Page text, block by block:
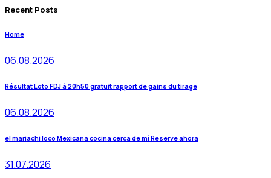
Recent Posts
Home
06.08.2026
Résultat Loto FDJ à 20h50 gratuit rapport de gains du tirage
06.08.2026
el mariachi loco Mexicana cocina cerca de mí Reserve ahora
31.07.2026